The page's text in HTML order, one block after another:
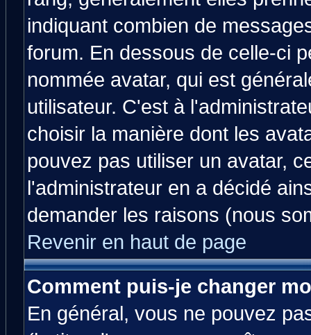
indiquant combien de
forum. En dessous de celle-ci
nommée avatar, qui est
utilisateur. C'est à
choisir la manière dont les
pouvez pas utiliser un avatar,
l'administrateur en a décidé
demander les raisons (nous
Revenir en haut de page
Comment puis-je changer
En général, vous ne pouvez